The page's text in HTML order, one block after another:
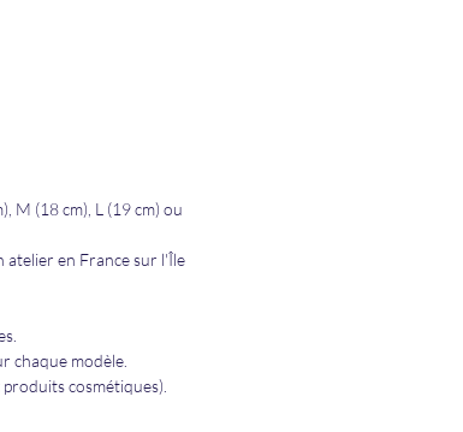
M (18 cm), L (19 cm) ou
atelier en France sur l'Île
chaque modèle.
cosmétiques).